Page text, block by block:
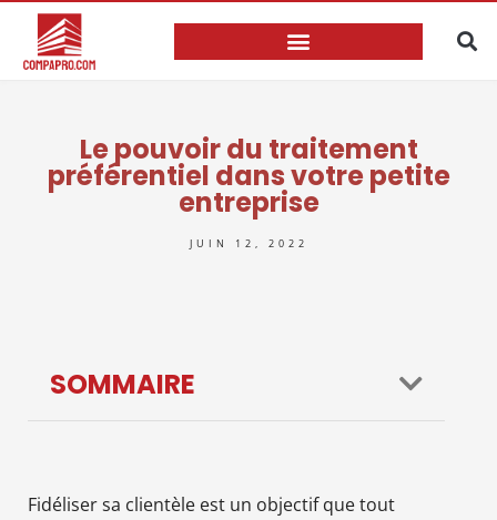
Le pouvoir du traitement
préférentiel dans votre petite
entreprise
JUIN 12, 2022
SOMMAIRE
Fidéliser sa clientèle est un objectif que tout